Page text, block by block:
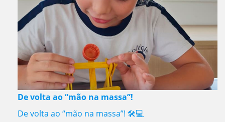
De volta ao “mão na massa”!
De volta ao “mão na massa”! 🛠️💻